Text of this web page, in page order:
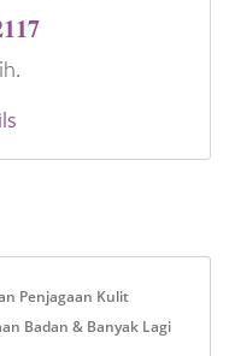
Penjagaan Kulit
Badan & Banyak Lagi